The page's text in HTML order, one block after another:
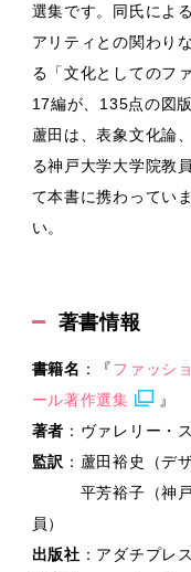
選集です。同氏によ
アリティとの関わり
る「文化としてのフ
17編が、135点の図
蘆田は、表象文化論
る神戸大学大学院教
て本書に携わってい
い。
著書情報
書籍名 ：『ファッシ
ール著作選集
』
著者 ：ヴァレリー・
監訳 ：蘆田裕史（デ
平芳裕子（神戸大
員）
出版社 ：アダチプレス